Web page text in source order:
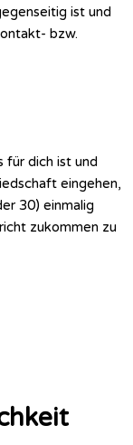
ist und
bzw.
für dich ist und
eingehen,
30) einmalig
zukommen zu